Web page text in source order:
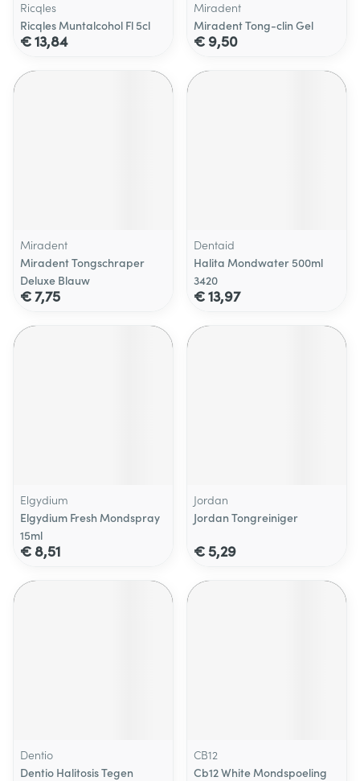
Ricqles
Ricqles Muntalcohol Fl 5cl
€ 13,84
Miradent
Miradent Tong-clin Gel
€ 9,50
Miradent
Miradent Tongschraper
Deluxe Blauw
€ 7,75
Dentaid
Halita Mondwater 500ml
3420
€ 13,97
Elgydium
Elgydium Fresh Mondspray
15ml
€ 8,51
Jordan
Jordan Tongreiniger
€ 5,29
Dentio
Dentio Halitosis Tegen
CB12
Cb12 White Mondspoeling